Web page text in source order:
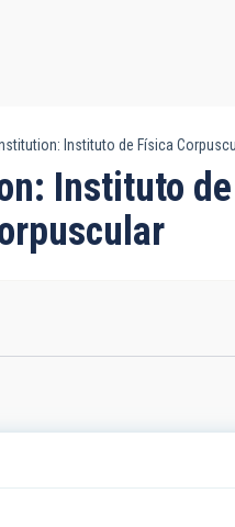
Instituto de Física
Instituto de